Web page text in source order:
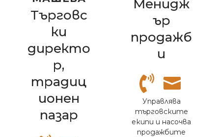
Търговс
ки
директо
р,
традиц
ионен
пазар
Менидж
ър
продажб
и
Управлява
търговските
екипи и насочва
продажбите